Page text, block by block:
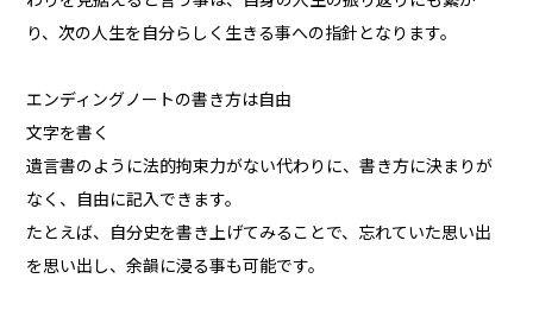
り、次の人生を自分らしく生きる事への指針となります。
エンディングノートの書き方は自由
文字を書く
遺言書のように法的拘束力がない代わりに、書き方に決まりが
なく、自由に記入できます。
たとえば、自分史を書き上げてみることで、忘れていた思い出
を思い出し、余韻に浸る事も可能です。